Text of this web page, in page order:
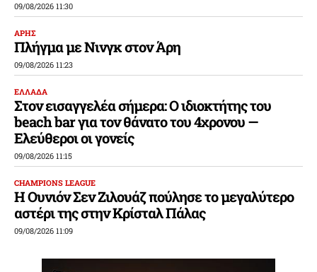
09/08/2026 11:30
ΑΡΗΣ
Πλήγμα με Νινγκ στον Άρη
09/08/2026 11:23
ΕΛΛΑΔΑ
Στον εισαγγελέα σήμερα: Ο ιδιοκτήτης του
beach bar για τον θάνατο του 4χρονου —
Ελεύθεροι οι γονείς
09/08/2026 11:15
CHAMPIONS LEAGUE
Η Ουνιόν Σεν Ζιλουάζ πούλησε το μεγαλύτερο
αστέρι της στην Κρίσταλ Πάλας
09/08/2026 11:09